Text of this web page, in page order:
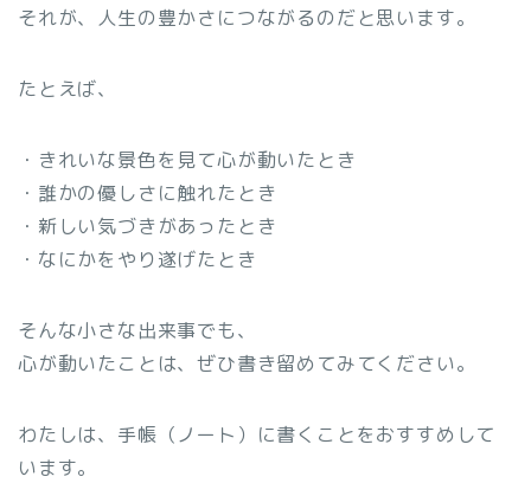
それが、人生の豊かさにつながるのだと思います。
たとえば、
・きれいな景色を見て心が動いたとき
・誰かの優しさに触れたとき
・新しい気づきがあったとき
・なにかをやり遂げたとき
そんな小さな出来事でも、
心が動いたことは、ぜひ書き留めてみてください。
わたしは、手帳（ノート）に書くことをおすすめして
います。